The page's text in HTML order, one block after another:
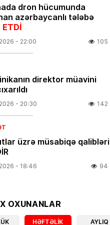
dron hücumunda
azərbaycanlı tələbə
- 22:00 105
direktor müavini
- 20:30 142
üzrə müsabiqə qalibləri
- 18:46 94
olacaq, dolu düşəcək –
OXUNANLAR
HƏFTƏLIK AYLIQ